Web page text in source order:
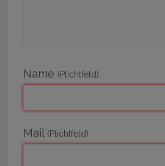
Name (Plichtfeld)
Mail (Plichtfeld)